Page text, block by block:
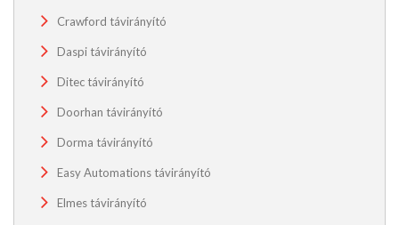
Crawford távirányító
Daspi távirányító
Ditec távirányító
Doorhan távirányító
Dorma távirányító
Easy Automations távirányító
Elmes távirányító